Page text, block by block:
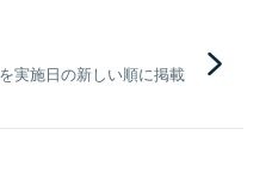
実施日の新しい順に掲載